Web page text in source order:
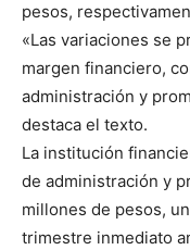
pesos,
«Las variaciones se
margen financiero,
administración y
destaca el texto.
La institución
de administración y
millones de pesos,
trimestre inmediato